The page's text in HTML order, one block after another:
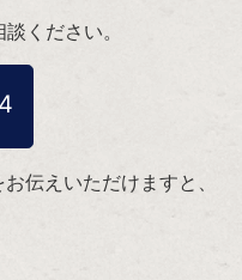
ください。
伝えいただけますと、